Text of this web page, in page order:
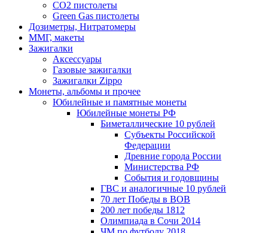
CO2 пистолеты
Green Gas пистолеты
Дозиметры, Нитратомеры
ММГ, макеты
Зажигалки
Аксессуары
Газовые зажигалки
Зажигалки Zippo
Монеты, альбомы и прочее
Юбилейные и памятные монеты
Юбилейные монеты РФ
Биметаллические 10 рублей
Субъекты Российской
Федерации
Древние города России
Министерства РФ
События и годовщины
ГВС и аналогичные 10 рублей
70 лет Победы в ВОВ
200 лет победы 1812
Олимпиада в Сочи 2014